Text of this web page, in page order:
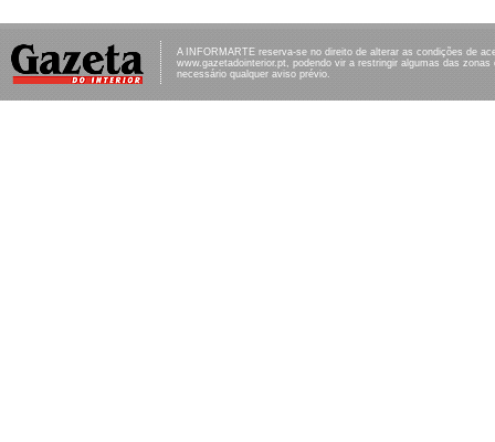
A INFORMARTE reserva-se no direito de alterar as condições de
www.gazetadointerior.pt, podendo vir a restringir algumas das
necessário qualquer aviso prévio.